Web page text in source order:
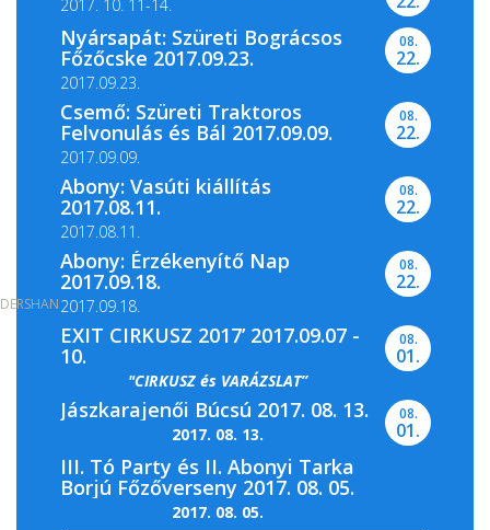
2017. 10. 11-14.
Nyársapát: Szüreti Bográcsos
Főzőcske 2017.09.23.
2017.09.23.
08.
22.
Csemő: Szüreti Traktoros
Felvonulás és Bál 2017.09.09.
2017.09.09.
08.
22.
Abony: Vasúti kiállítás
2017.08.11.
2017.08.11.
08.
22.
Abony: Érzékenyítő Nap
2017.09.18.
2017.09.18.
08.
22.
EXIT CIRKUSZ 2017’ 2017.09.07 -
10.
"CIRKUSZ és VARÁZSLAT”
08.
01.
Jászkarajenői Búcsú 2017. 08. 13.
2017. 08. 13.
08.
01.
III. Tó Party és II. Abonyi Tarka
Borjú Főzőverseny 2017. 08. 05.
2017. 08. 05.
DERSHAN